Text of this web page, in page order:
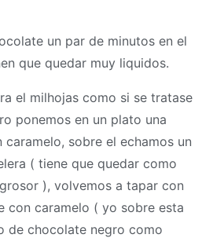
un par de minutos en el
que quedar muy liquidos.
el milhojas como si se tratase
ponemos en un plato una
sobre el echamos un
( tiene que quedar como
), volvemos a tapar con
con caramelo ( yo sobre esta
de chocolate negro como